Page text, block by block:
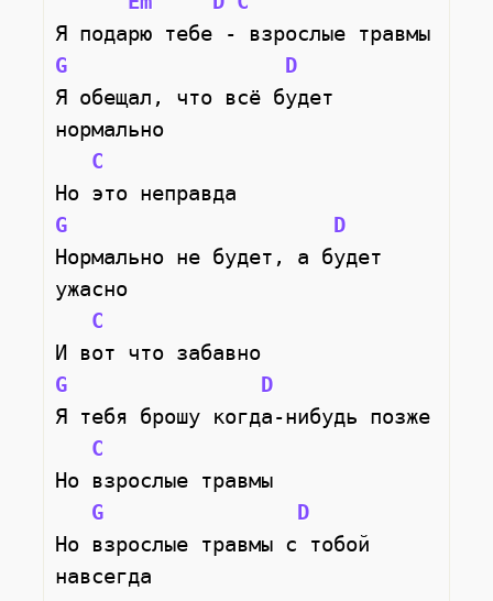
Я подарю тебе - взрослые травмы
G
D
Я обещал, что всё будет
нормально
C
Но это неправда
G
D
Нормально не будет, а будет
ужасно
C
И вот что забавно
G
D
Я тебя брошу когда-нибудь позже
C
Но взрослые травмы
G
D
Но взрослые травмы с тобой
навсегда